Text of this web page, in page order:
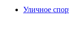
Уличное